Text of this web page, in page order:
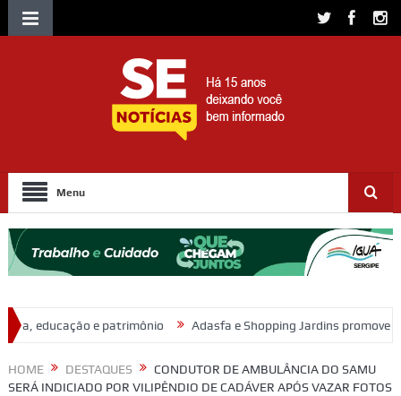
Menu
Adasfa e Shopping Jardins promovem ação de adoção
HOME DESTAQUES
CONDUTOR DE AMBULÂNCIA DO SAMU
SERÁ INDICIADO POR VILIPÊNDIO DE CADÁVER APÓS VAZAR FOTOS